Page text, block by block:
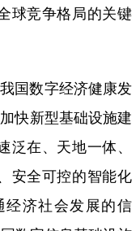
球竞争格局的关键
国数字经济健康发
快新型基础设施建
在、天地一体、
安全可控的智能化
济社会发展的信